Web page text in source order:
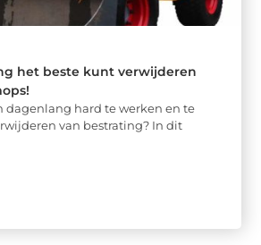
het beste kunt verwijderen
dagenlang hard te werken en te
van bestrating? In dit